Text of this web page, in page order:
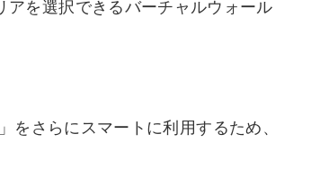
を選択できるバーチャルウォール
をさらにスマートに利用するため、